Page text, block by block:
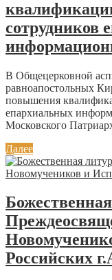
сотрудников
В Общецерковной
равноапостольных
повышения
епархиальных
Московского
Далее
Российских